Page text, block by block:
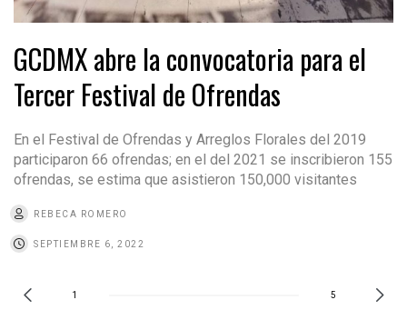
GCDMX abre la convocatoria para el
Tercer Festival de Ofrendas
En el Festival de Ofrendas y Arreglos Florales del 2019
participaron 66 ofrendas; en el del 2021 se inscribieron 155
ofrendas, se estima que asistieron 150,000 visitantes
REBECA ROMERO
SEPTIEMBRE 6, 2022
1 5